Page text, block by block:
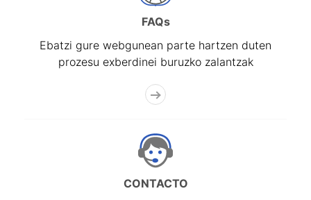
FAQs
Ebatzi gure webgunean parte hartzen duten
prozesu exberdinei buruzko zalantzak
CONTACTO